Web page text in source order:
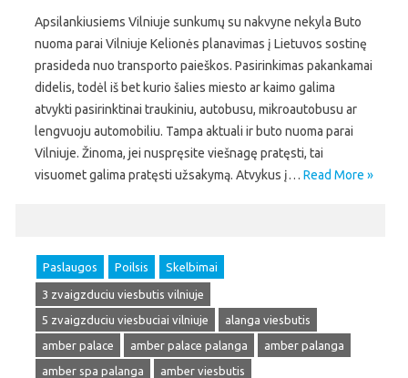
Apsilankiusiems Vilniuje sunkumų su nakvyne nekyla Buto
nuoma parai Vilniuje Kelionės planavimas į Lietuvos sostinę
prasideda nuo transporto paieškos. Pasirinkimas pakankamai
didelis, todėl iš bet kurio šalies miesto ar kaimo galima
atvykti pasirinktinai traukiniu, autobusu, mikroautobusu ar
lengvuoju automobiliu. Tampa aktuali ir buto nuoma parai
Vilniuje. Žinoma, jei nuspręsite viešnagę pratęsti, tai
visuomet galima pratęsti užsakymą. Atvykus į… Read More »
Paslaugos Poilsis Skelbimai
3 zvaigzduciu viesbutis vilniuje
5 zvaigzduciu viesbuciai vilniuje
alanga viesbutis
amber palace
amber palace palanga
amber palanga
amber spa palanga
amber viesbutis